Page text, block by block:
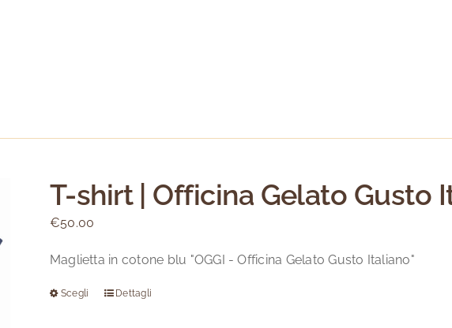
possono
scelte
nella
prodotto
T-shirt | Officina Gelato Gusto
€50.00
Maglietta in cotone blu "OGGI - Officina Gelato Gusto Italiano"
Scegli
Questo
Dettagli